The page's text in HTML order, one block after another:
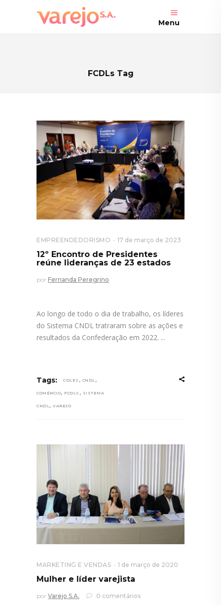
Menu
FCDLs Tag
EMPREENDEDORISMO 17 de março de 2023
12º Encontro de Presidentes
reúne lideranças de 23 estados
por Fernanda Peregrino
Ao longo de todo o dia de trabalho, os líderes
do Sistema CNDL tratraram sobre as ações e
resultados da Confederação em 2022.
Tags: CDLES , CNDL ,
COMÉRCIO, FCDLS , SISTEMA
CNDL, VAREJO
MARKETING E VENDAS 1 de março de 2020
Mulher e líder varejista
por Varejo S.A. 0 comentários